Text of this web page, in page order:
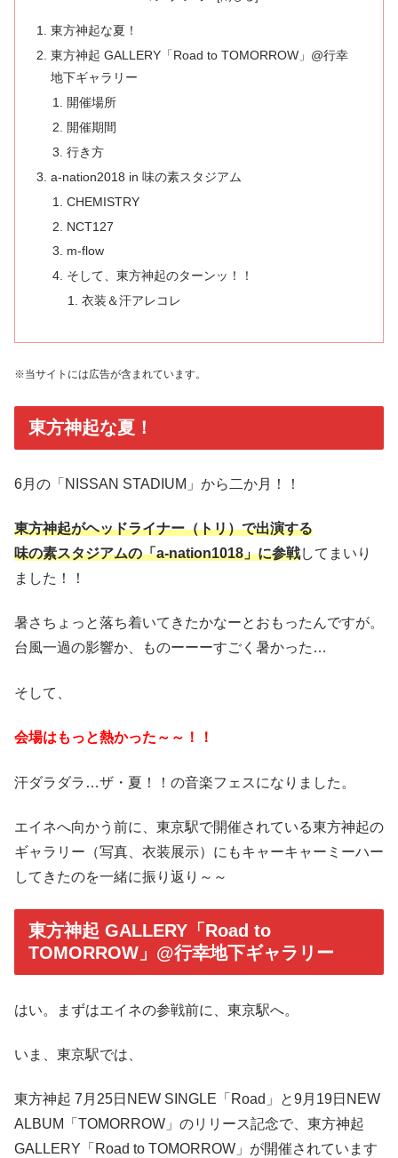
東方神起な夏！
東方神起 GALLERY「Road to TOMORROW」@行幸
地下ギャラリー
開催場所
開催期間
行き方
a-nation2018 in 味の素スタジアム
CHEMISTRY
NCT127
m-flow
そして、東方神起のターンッ！！
衣装＆汗アレコレ
※当サイトには広告が含まれています。
東方神起な夏！
6月の「NISSAN STADIUM」から二か月！！
東方神起がヘッドライナー（トリ）で出演する
味の素スタジアムの「a-nation1018」に参戦してまいり
ました！！
暑さちょっと落ち着いてきたかなーとおもったんですが。
台風一過の影響か、ものーーーすごく暑かった…
そして、
会場はもっと熱かった～～！！
汗ダラダラ…ザ・夏！！の音楽フェスになりました。
エイネへ向かう前に、東京駅で開催されている東方神起の
ギャラリー（写真、衣装展示）にもキャーキャーミーハー
してきたのを一緒に振り返り～～
東方神起 GALLERY「Road to
TOMORROW」@行幸地下ギャラリー
はい。まずはエイネの参戦前に、東京駅へ。
いま、東京駅では、
東方神起 7月25日NEW SINGLE「Road」と9月19日NEW
ALBUM「TOMORROW」のリリース記念で、東方神起
GALLERY「Road to TOMORROW」が開催されています